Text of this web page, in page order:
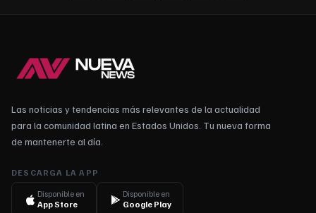
Las noticias y tendencias más relevantes de la actualidad
para la comunidad latina en Estados Unidos. Tu nueva forma
de mantenerte al día.
DESCARGA LA APP
Disponible en
App Store
Disponible en
Google Play